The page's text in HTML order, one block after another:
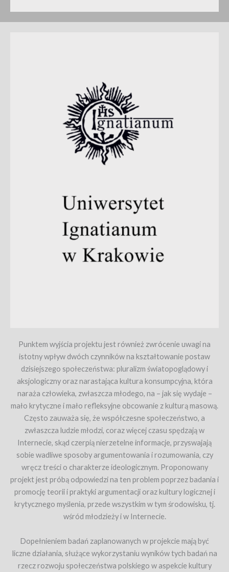
Punktem wyjścia projektu jest również zwrócenie uwagi na
istotny wpływ dwóch czynników na kształtowanie postaw
dzisiejszego społeczeństwa: pluralizm światopoglądowy i
aksjologiczny oraz narastająca kultura konsumpcyjna, która
naraża człowieka, zwłaszcza młodego, na – jak się wydaje –
mało krytyczne i mało refleksyjne obcowanie z kulturą masową.
Często zauważa się, że współczesne społeczeństwo, a
zwłaszcza ludzie młodzi, coraz więcej czasu spędzają w
Internecie, skąd czerpią nierzetelne informacje, przyswajają
sobie wadliwe sposoby argumentowania i rozumowania, czy
wręcz treści o charakterze ideologicznym. Proponowany
projekt jest próbą odpowiedzi na ten problem poprzez badania i
promocję teorii i praktyki argumentacji oraz kultury logicznej i
krytycznego myślenia, przede wszystkim w tym środowisku, tj.
wśród młodzieży i w Internecie.
Dopełnieniem badań zaplanowanych w projekcie mają być
liczne działania, służące wykorzystaniu wyników tych badań na
rzecz rozwoju społeczeństwa polskiego w aspekcie kultury